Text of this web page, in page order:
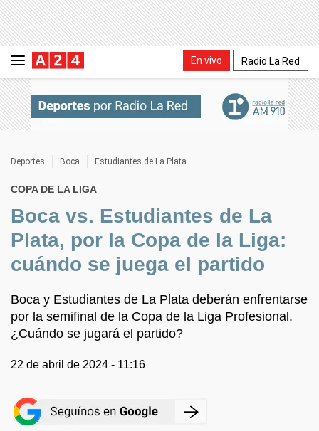
En vivo Radio La Red
Deportes Boca Estudiantes de La Plata
COPA DE LA LIGA
Boca vs. Estudiantes de La
Plata, por la Copa de la Liga:
cuándo se juega el partido
Boca y Estudiantes de La Plata deberán enfrentarse
por la semifinal de la Copa de la Liga Profesional.
¿Cuándo se jugará el partido?
22 de abril de 2024 - 11:16